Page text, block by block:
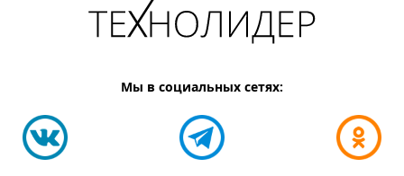
Мы в социальных сетях: